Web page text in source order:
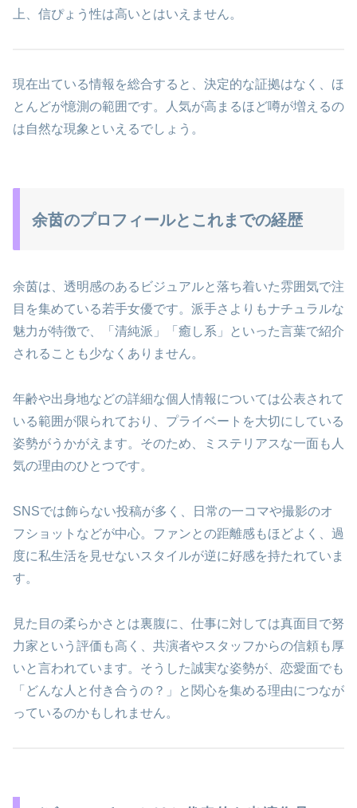
上、信ぴょう性は高いとはいえません。
現在出ている情報を総合すると、決定的な証拠はなく、ほ
とんどが憶測の範囲です。人気が高まるほど噂が増えるの
は自然な現象といえるでしょう。
余茵のプロフィールとこれまでの経歴
余茵は、透明感のあるビジュアルと落ち着いた雰囲気で注
目を集めている若手女優です。派手さよりもナチュラルな
魅力が特徴で、「清純派」「癒し系」といった言葉で紹介
されることも少なくありません。
年齢や出身地などの詳細な個人情報については公表されて
いる範囲が限られており、プライベートを大切にしている
姿勢がうかがえます。そのため、ミステリアスな一面も人
気の理由のひとつです。
SNSでは飾らない投稿が多く、日常の一コマや撮影のオ
フショットなどが中心。ファンとの距離感もほどよく、過
度に私生活を見せないスタイルが逆に好感を持たれていま
す。
見た目の柔らかさとは裏腹に、仕事に対しては真面目で努
力家という評価も高く、共演者やスタッフからの信頼も厚
いと言われています。そうした誠実な姿勢が、恋愛面でも
「どんな人と付き合うの？」と関心を集める理由につなが
っているのかもしれません。